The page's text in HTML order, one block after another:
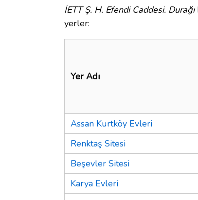
İETT Ş. H. Efendi Caddesi. Durağı
yerler:
Yer Adı
Assan Kurtköy Evleri
Renktaş Sitesi
Beşevler Sitesi
Karya Evleri